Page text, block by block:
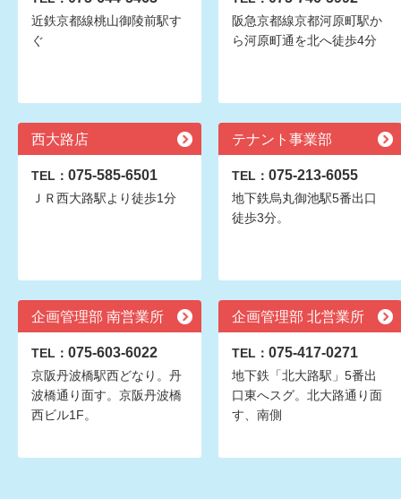
近鉄京都線桃山御陵前駅す
ぐ
阪急京都線京都河原町駅か
ら河原町通を北へ徒歩4分
西大路店
TEL： 075-585-6501
ＪＲ西大路駅より徒歩1分
テナント事業部
TEL： 075-213-6055
地下鉄烏丸御池駅5番出口
徒歩3分。
企画管理部 南営業所
TEL： 075-603-6022
京阪丹波橋駅西どなり。丹
波橋通り面す。京阪丹波橋
西ビル1F。
企画管理部 北営業所
TEL： 075-417-0271
地下鉄「北大路駅」5番出
口東へスグ。北大路通り面
す、南側